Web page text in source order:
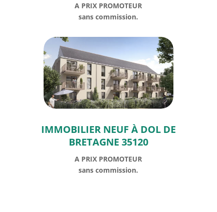
A PRIX PROMOTEUR
sans commission.
IMMOBILIER NEUF À DOL DE
BRETAGNE 35120
A PRIX PROMOTEUR
sans commission.